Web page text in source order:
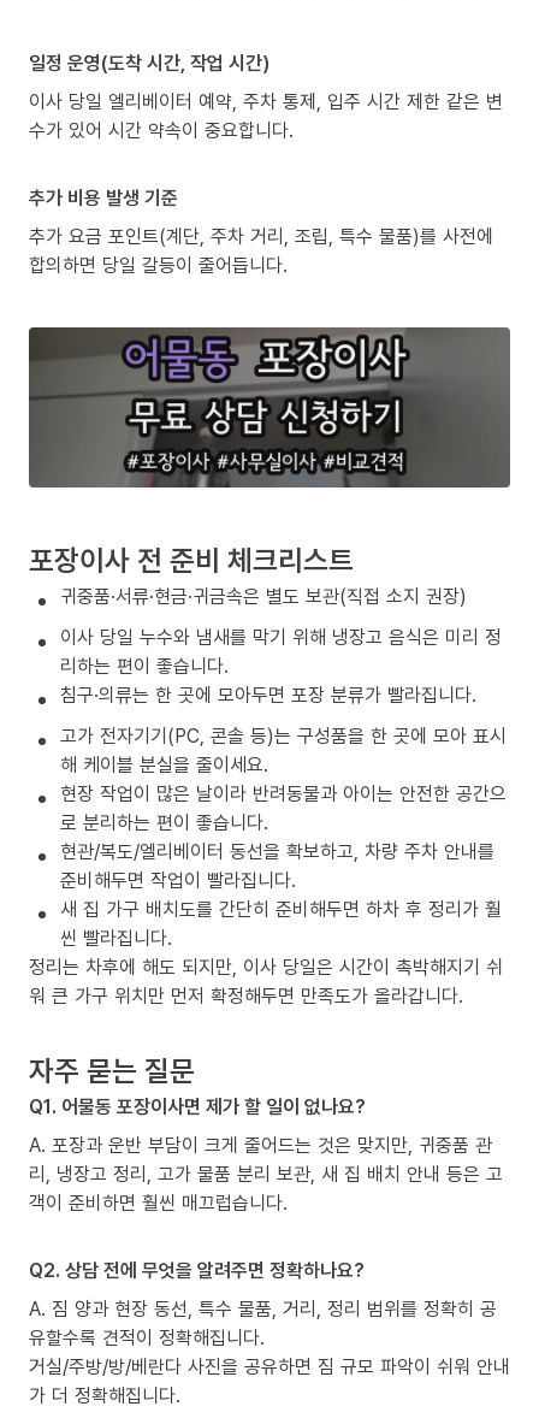
일정 운영(도착 시간, 작업 시간)
이사 당일 엘리베이터 예약, 주차 통제, 입주 시간 제한 같은 변
수가 있어 시간 약속이 중요합니다.
추가 비용 발생 기준
추가 요금 포인트(계단, 주차 거리, 조립, 특수 물품)를 사전에
합의하면 당일 갈등이 줄어듭니다.
포장이사 전 준비 체크리스트
귀중품·서류·현금·귀금속은 별도 보관(직접 소지 권장)
이사 당일 누수와 냄새를 막기 위해 냉장고 음식은 미리 정
리하는 편이 좋습니다.
침구·의류는 한 곳에 모아두면 포장 분류가 빨라집니다.
고가 전자기기(PC, 콘솔 등)는 구성품을 한 곳에 모아 표시
해 케이블 분실을 줄이세요.
현장 작업이 많은 날이라 반려동물과 아이는 안전한 공간으
로 분리하는 편이 좋습니다.
현관/복도/엘리베이터 동선을 확보하고, 차량 주차 안내를
준비해두면 작업이 빨라집니다.
새 집 가구 배치도를 간단히 준비해두면 하차 후 정리가 훨
씬 빨라집니다.
정리는 차후에 해도 되지만, 이사 당일은 시간이 촉박해지기 쉬
워 큰 가구 위치만 먼저 확정해두면 만족도가 올라갑니다.
자주 묻는 질문
Q1. 어물동 포장이사면 제가 할 일이 없나요?
A. 포장과 운반 부담이 크게 줄어드는 것은 맞지만, 귀중품 관
리, 냉장고 정리, 고가 물품 분리 보관, 새 집 배치 안내 등은 고
객이 준비하면 훨씬 매끄럽습니다.
Q2. 상담 전에 무엇을 알려주면 정확하나요?
A. 짐 양과 현장 동선, 특수 물품, 거리, 정리 범위를 정확히 공
유할수록 견적이 정확해집니다.
거실/주방/방/베란다 사진을 공유하면 짐 규모 파악이 쉬워 안내
가 더 정확해집니다.